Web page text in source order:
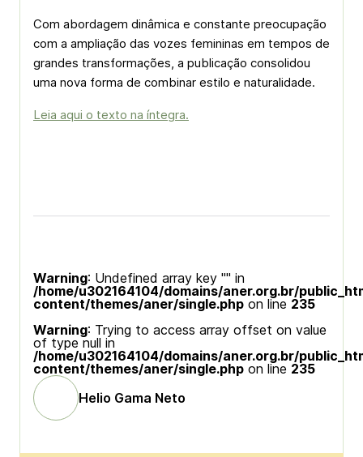
Com abordagem dinâmica e constante preocupação
com a ampliação das vozes femininas em tempos de
grandes transformações, a publicação consolidou
uma nova forma de combinar estilo e naturalidade.
Leia aqui o texto na íntegra.
Warning: Undefined array key "" in
/home/u302164104/domains/aner.org.br/
content/themes/aner/single.php on line 235
Warning: Trying to access array offset on value
of type null in
/home/u302164104/domains/aner.org.br/
content/themes/aner/single.php on line 235
Helio Gama Neto